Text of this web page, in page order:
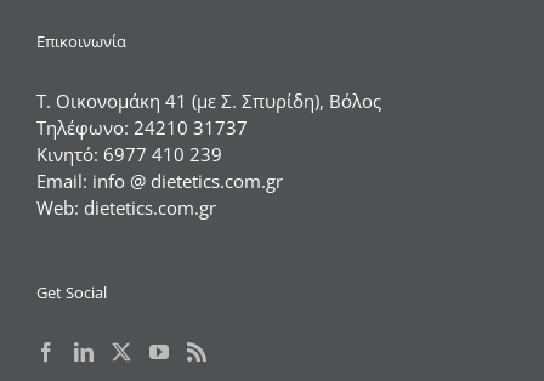
Επικοινωνία
Τ. Οικονομάκη 41 (με Σ. Σπυρίδη), Βόλος
Τηλέφωνο: 24210 31737
Κινητό: 6977 410 239
Email: info @ dietetics.com.gr
Web: dietetics.com.gr
Get Social